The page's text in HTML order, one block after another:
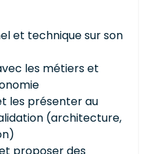
et technique sur son
les métiers et
les présenter au
(architecture,